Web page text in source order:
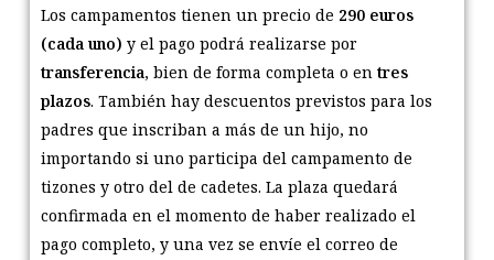
Los campamentos tienen un precio de 290 euros
(cada uno) y el pago podrá realizarse por
transferencia, bien de forma completa o en tres
plazos. También hay descuentos previstos para los
padres que inscriban a más de un hijo, no
importando si uno participa del campamento de
tizones y otro del de cadetes. La plaza quedará
confirmada en el momento de haber realizado el
pago completo, y una vez se envíe el correo de